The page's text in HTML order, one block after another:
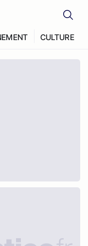
CULTURE